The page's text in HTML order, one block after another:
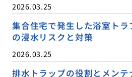
2026.03.25
集合住宅で発生した浴室ト
の浸水リスクと対策
2026.03.25
排水トラップの役割とメン